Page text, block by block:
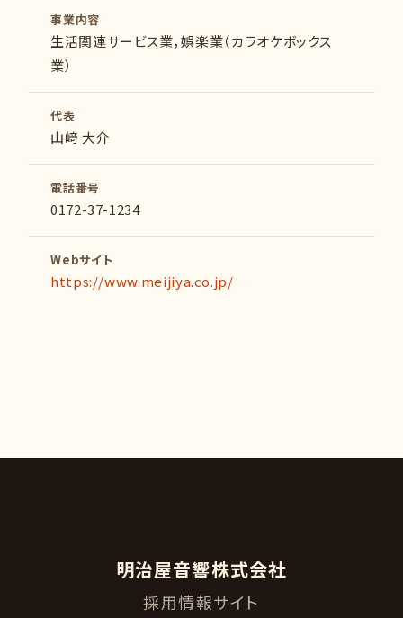
事業内容
生活関連サービス業，娯楽業（カラオケボックス
業）
代表
山﨑 大介
電話番号
0172-37-1234
Webサイト
https://www.meijiya.co.jp/
明治屋音響株式会社
採用情報サイト